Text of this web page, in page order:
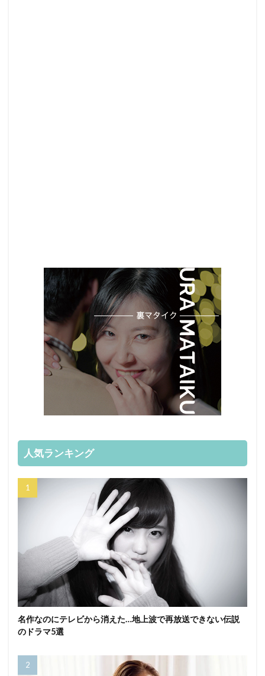
人気ランキング
名作なのにテレビから消えた…地上波で再放送できない伝説
のドラマ5選